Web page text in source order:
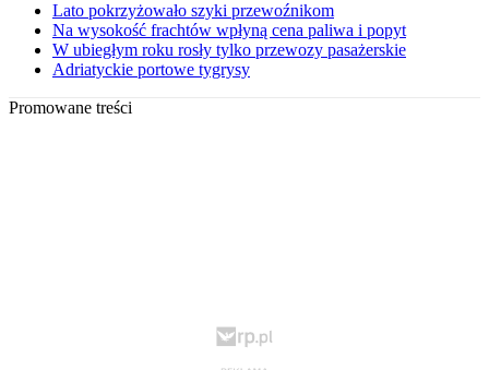
Lato pokrzyżowało szyki przewoźnikom
Na wysokość frachtów wpłyną cena paliwa i popyt
W ubiegłym roku rosły tylko przewozy pasażerskie
Adriatyckie portowe tygrysy
Promowane treści